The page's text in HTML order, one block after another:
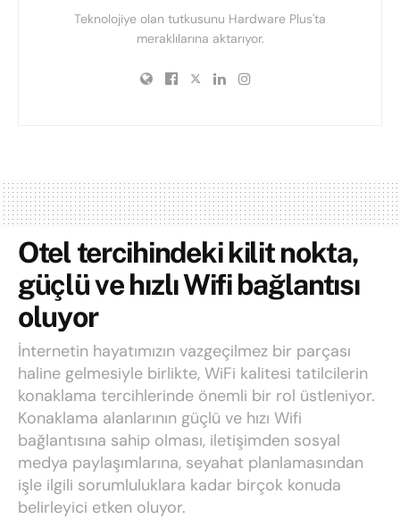
Teknolojiye olan tutkusunu Hardware Plus'ta
meraklılarına aktarıyor.
Otel tercihindeki kilit nokta,
güçlü ve hızlı Wifi bağlantısı
oluyor
İnternetin hayatımızın vazgeçilmez bir parçası
haline gelmesiyle birlikte, WiFi kalitesi tatilcilerin
konaklama tercihlerinde önemli bir rol üstleniyor.
Konaklama alanlarının güçlü ve hızı Wifi
bağlantısına sahip olması, iletişimden sosyal
medya paylaşımlarına, seyahat planlamasından
işle ilgili sorumluluklara kadar birçok konuda
belirleyici etken oluyor.